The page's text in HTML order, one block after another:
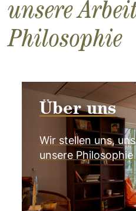
unsere
Philosophie
Über uns
Wir stellen uns,
unsere Philosophie